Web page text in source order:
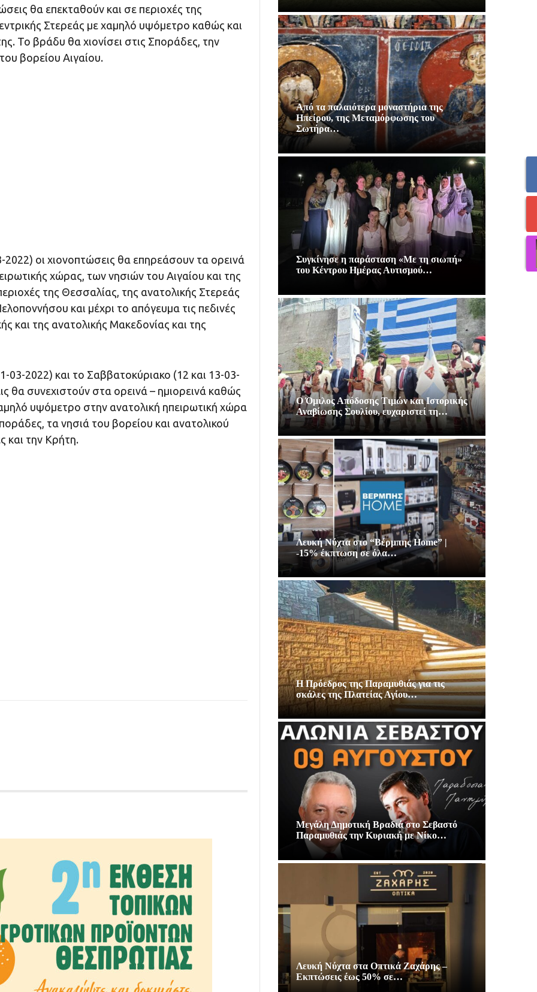
θα επεκταθούν και σε περιοχές της
Στερεάς με χαμηλό υψόμετρο καθώς και
Το βράδυ θα χιονίσει στις Σποράδες, την
βορείου Αιγαίου.
οι χιονοπτώσεις θα επηρεάσουν τα ορεινά
χώρας, των νησιών του Αιγαίου και της
της Θεσσαλίας, της ανατολικής Στερεάς
και μέχρι το απόγευμα τις πεδινές
και της ανατολικής Μακεδονίας και της
03-2022) και το Σαββατοκύριακο (12 και 13-03-
θα συνεχιστούν στα ορεινά – ημιορεινά καθώς
υψόμετρο στην ανατολική ηπειρωτική χώρα
τα νησιά του βορείου και ανατολικού
και την Κρήτη.
Από τα παλαιότερα μοναστήρια της
Ηπείρου, της Μεταμόρφωσης του
Σωτήρα…
Συγκίνησε η παράσταση «Με τη σιωπή»
του Κέντρου Ημέρας Αυτισμού…
Ο Όμιλος Απόδοσης Τιμών και Ιστορικής
Αναβίωσης Σουλίου, ευχαριστεί τη…
Λευκή Νύχτα στο “Βέρμπης Home” |
-15% έκπτωση σε όλα…
Η Πρόεδρος της Παραμυθιάς για τις
σκάλες της Πλατείας Αγίου…
Μεγάλη Δημοτική Βραδιά στο Σεβαστό
Παραμυθιάς την Κυριακή με Νίκο…
Λευκή Νύχτα στα Οπτικά Ζαχάρης –
Εκπτώσεις έως 50% σε…